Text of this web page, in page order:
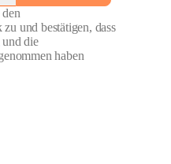
zu und bestätigen, dass
und die
haben